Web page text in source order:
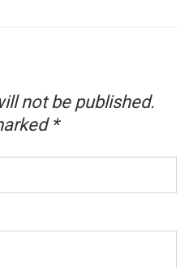
not be published.
*